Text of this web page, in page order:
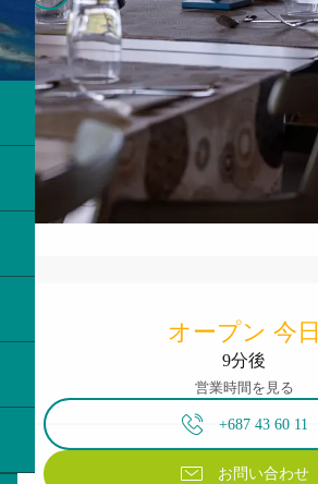
オープン 今日
9分後
営業時間を見る
+687 43 60 11
お問い合わせ